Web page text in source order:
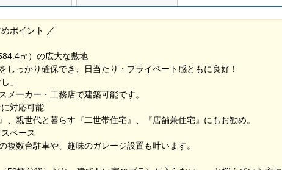
ポイント ／
㎡）の広大な敷地
しっかり確保でき、日当たり・プライベート感ともに良好！
」
メーカー・工務店で建築可能です。
対応可能
、親世代と暮らす『二世帯住宅』、『店舗兼住宅』にもお勧め。
ペース
複数台駐車や、趣味のガレージ設置も叶います。